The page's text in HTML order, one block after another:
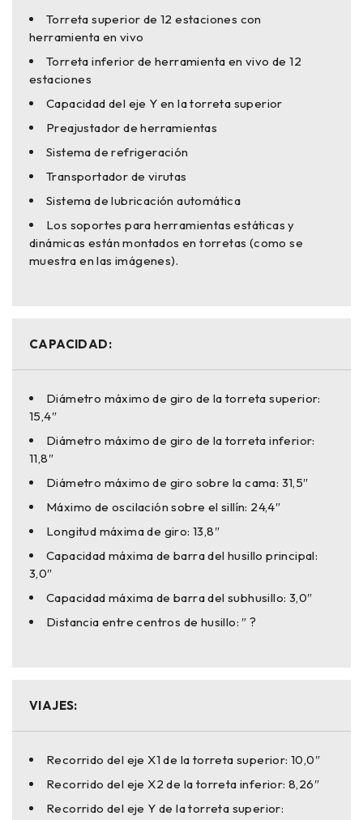
Torreta superior de 12 estaciones con
herramienta en vivo
Torreta inferior de herramienta en vivo de 12
estaciones
Capacidad del eje Y en la torreta superior
Preajustador de herramientas
Sistema de refrigeración
Transportador de virutas
Sistema de lubricación automática
Los soportes para herramientas estáticas y
dinámicas están montados en torretas (como se
muestra en las imágenes).
CAPACIDAD:
Diámetro máximo de giro de la torreta superior:
15,4″
Diámetro máximo de giro de la torreta inferior:
11,8″
Diámetro máximo de giro sobre la cama: 31,5″
Máximo de oscilación sobre el sillín: 24,4″
Longitud máxima de giro: 13,8″
Capacidad máxima de barra del husillo principal:
3,0″
Capacidad máxima de barra del subhusillo: 3,0″
Distancia entre centros de husillo: ″ ?
VIAJES:
Recorrido del eje X1 de la torreta superior: 10,0″
Recorrido del eje X2 de la torreta inferior: 8,26″
Recorrido del eje Y de la torreta superior: